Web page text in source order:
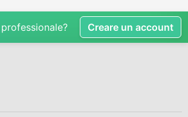
Creare un account